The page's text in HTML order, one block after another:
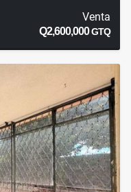
Venta
Q2,600,000GTQ